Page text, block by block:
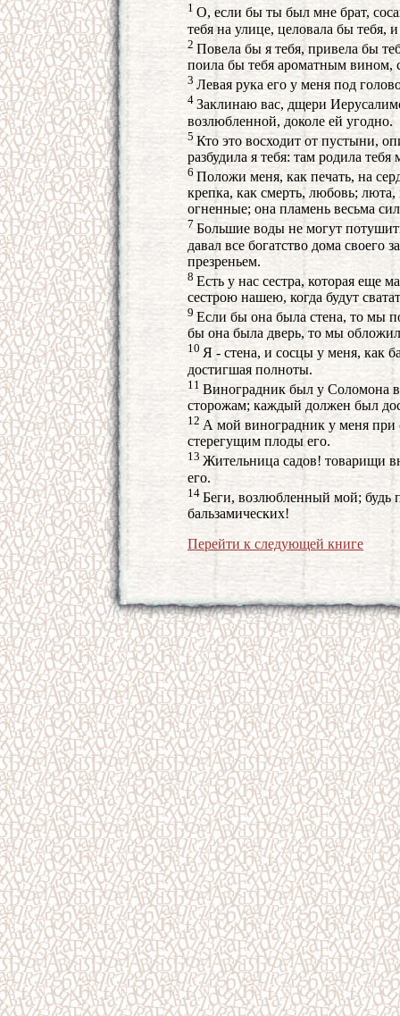
1 О, если бы ты был мне брат,
тебя на улице, целовала бы тебя,
2 Повела бы я тебя, привела бы
поила бы тебя ароматным вином,
3 Левая рука его у меня под
4 Заклинаю вас, дщери
возлюбленной, доколе ей угодно.
5 Кто это восходит от пустыни,
разбудила я тебя: там родила
6 Положи меня, как печать, на
крепка, как смерть, любовь;
огненные; она пламень весьма
7 Большие воды не могут
давал все богатство дома своего
презреньем.
8 Есть у нас сестра, которая еще
сестрою нашею, когда будут
9 Если бы она была стена, то мы
бы она была дверь, то мы
10 Я - стена, и сосцы у меня, как
достигшая полноты.
11 Виноградник был у Соломона
сторожам; каждый должен был
12 А мой виноградник у меня при
стерегущим плоды его.
13 Жительница садов! товарищи
его.
14 Беги, возлюбленный мой; будь
бальзамических!
Перейти к следующей книге